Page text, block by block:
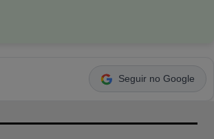
Seguir no Google